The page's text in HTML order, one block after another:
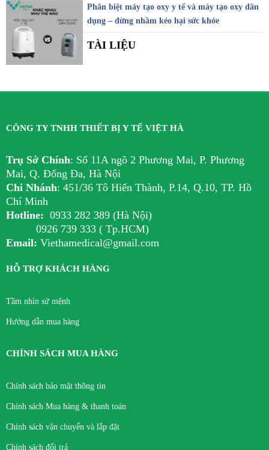
Phân biệt máy tạo oxy y tế và máy tạo oxy dân
dụng – đừng nhầm kẻo hại sức khỏe
TÀI LIỆU
CÔNG TY TNHH THIẾT BỊ Y TẾ VIỆT HÀ
Trụ Sở Chính: Số 11A ngõ 2 Phương Mai, P. Phương
Mai, Q. Đống Đa, Hà Nội
Chi Nhánh: 451/36 Tô Hiến Thành, P.14, Q.10, TP. Hồ
Chí Minh
Hotline: 0933 282 389 (Hà Nội)
0926 739 333 ( Tp.HCM)
Email: Viethamedical@gmail.com
HỖ TRỢ KHÁCH HÀNG
Tầm nhìn sứ mệnh
Hướng dẫn mua hàng
CHÍNH SÁCH MUA HÀNG
Chính sách bảo mật thông tin
Chính sách Mua hàng & thanh toán
Chính sách vận chuyển và lắp đặt
Chính sách đổi trả